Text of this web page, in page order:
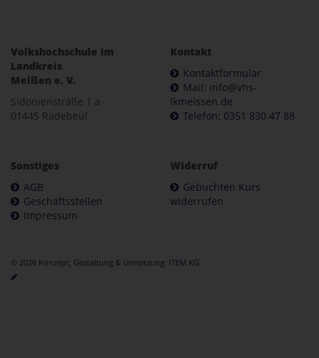
Volkshochschule im
Landkreis
Meißen e. V.
Sidonienstraße 1 a
01445 Radebeul
Kontakt
Kontaktformular
Mail: info@vhs-
lkmeissen.de
Telefon: 0351 830 47 88
Sonstiges
AGB
Geschäftsstellen
Impressum
Widerruf
Gebuchten Kurs
widerrufen
© 2026 Konzept, Gestaltung & Umsetzung: ITEM KG